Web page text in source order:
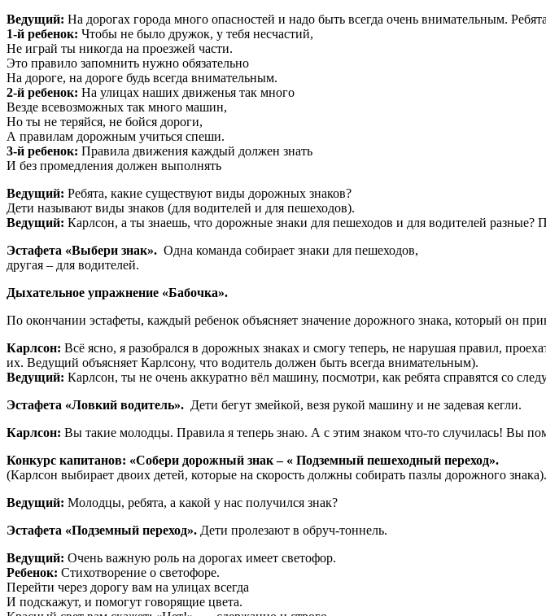
Ведущий: На дорогах города много опасностей и надо быть всегда очень внимательным.
1-й ребенок: Чтобы не было дружок, у тебя несчастий,
Не играй ты никогда на проезжей части.
Это правило запомнить нужно обязательно
На дороге, на дороге будь всегда внимательным.
2-й ребенок: На улицах наших движенья так много
Везде всевозможных так много машин,
Но ты не теряйся, не бойся дороги,
А правилам дорожным учиться спеши.
3-й ребенок: Правила движения каждый должен знать
И без промедления должен выполнять
Ведущий: Ребята, какие существуют виды дорожных знаков?
Дети называют виды знаков (для водителей и для пешеходов).
Ведущий: Карлсон, а ты знаешь, что дорожные знаки для пешеходов и для водителей разные?
Эстафета «Выбери знак». Одна команда собирает знаки для пешеходов,
другая – для водителей.
Дыхательное упражнение «Бабочка».
По окончании эстафеты, каждый ребенок объясняет значение дорожного знака, который он
Карлсон: Всё ясно, я разобрался в дорожных знаках и смогу теперь, не нарушая правил,
их. Ведущий объясняет Карлсону, что водитель должен быть всегда внимательным).
Ведущий: Карлсон, ты не очень аккуратно вёл машину, посмотри, как ребята справятся со
Эстафета «Ловкий водитель». Дети бегут змейкой, везя рукой машину и не задевая кегли.
Карлсон: Вы такие молодцы. Правила я теперь знаю. А с этим знаком что-то случилась! Вы
Конкурс капитанов: «Собери дорожный знак – « Подземный пешеходный переход».
(Карлсон выбирает двоих детей, которые на скорость должны собирать пазлы дорожного знака).
Ведущий: Молодцы, ребята, а какой у нас получился знак?
Эстафета «Подземный переход». Дети пролезают в обруч-тоннель.
Ведущий: Очень важную роль на дорогах имеет светофор.
Ребенок: Стихотворение о светофоре.
Перейти через дорогу вам на улицах всегда
И подскажут, и помогут говорящие цвета.